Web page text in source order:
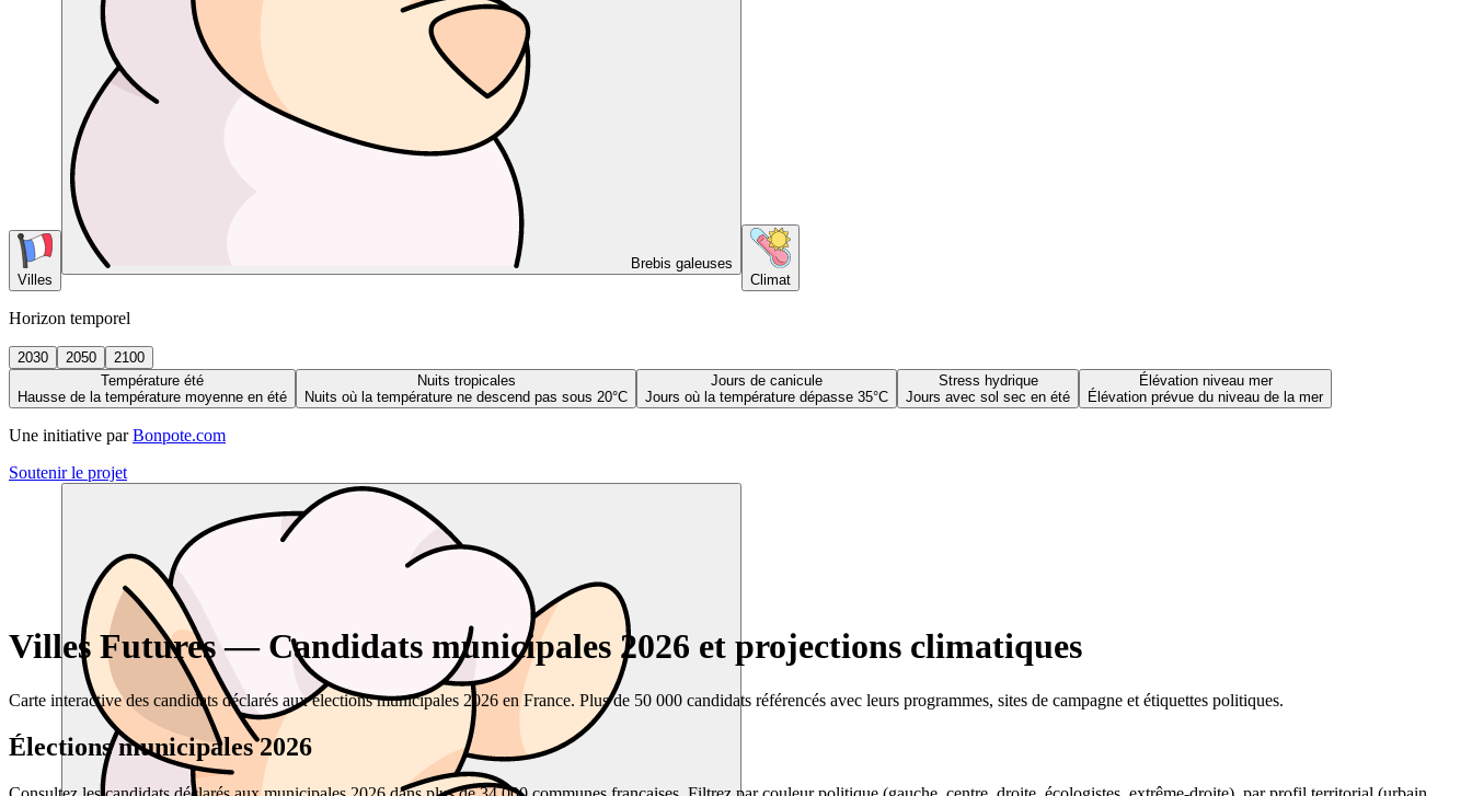
Villes
Brebis galeuses
Climat
Horizon temporel
2030 2050
2100
Température été
Hausse de la température moyenne en été
Nuits tropicales
Nuits où la température ne descend pas sous 20°C
Jours de canicule
Jours où la température dépasse 35°C
Stress hydrique
Jours avec sol sec en été
Élévation niveau mer
Élévation prévue du niveau de la mer
Une initiative par Bonpote.com
Soutenir le projet
Villes Futures — Candidats municipales 2026 et projections climatiques
Carte interactive des candidats déclarés aux élections municipales 2026 en France. Plus de 50 000 candidats référencés avec leurs programmes, sites de campagne et étiquettes politiques.
Élections municipales 2026